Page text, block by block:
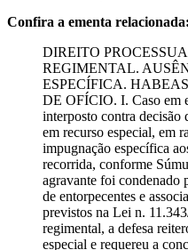
Confira a ementa relacionada:
DIREITO
REGIMENTAL.
ESPECÍFICA.
DE OFÍCIO. I. Caso em
interposto contra decisão
em recurso especial, em
impugnação específica
recorrida, conforme
agravante foi condenado
de entorpecentes e
previstos na Lei n.
regimental, a defesa
especial e requereu a